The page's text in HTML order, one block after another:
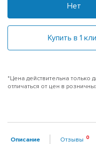
Нет
Купить в 1
*Цена действительна только
отличаться от цен в
Описание Отзывы